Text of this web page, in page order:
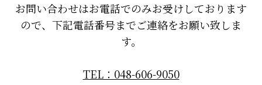
お問い合わせはお電話でのみお受けしております
ので、下記電話番号までご連絡をお願い致しま
す。
TEL：048-606-9050